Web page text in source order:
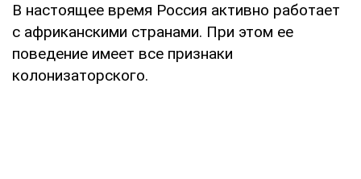
В настоящее время Россия активно работает
с африканскими странами. При этом ее
поведение имеет все признаки
колонизаторского.